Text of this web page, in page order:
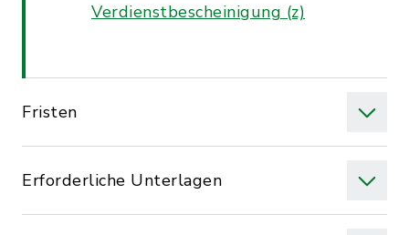
Verdienstbescheinigung (z)
Fristen
Erforderliche Unterlagen